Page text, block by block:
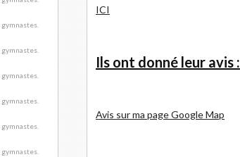
ICI
Ils ont donné leur avis :
Avis sur ma page Google Map